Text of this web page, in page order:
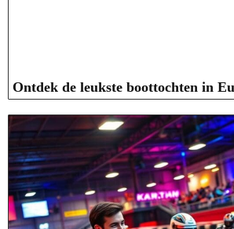
Ontdek de leukste boottochten in